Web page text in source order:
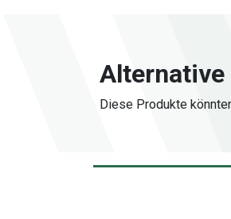
Diese Produkte